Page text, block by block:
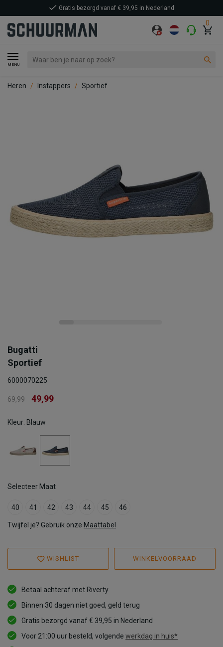
0
MENU
Gratis bezorgd vanaf € 39,95 in Nederland
Heren Instappers Sportief
Bugatti
Sportief
6000070225
69,99 49,99
Kleur: Blauw
Selecteer Maat
40 41 42 43 44 45 46
Twijfel je? Gebruik onze Maattabel
WISHLIST WINKELVOORRAAD
Betaal achteraf met Riverty
Binnen 30 dagen niet goed, geld terug
Gratis bezorgd vanaf € 39,95 in Nederland
Voor 21:00 uur besteld, volgende werkdag in huis*